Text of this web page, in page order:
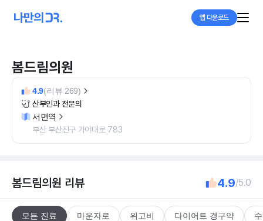
앱 다운로드
봄드림의원
4.9(리뷰 269)
산부인과 전문의
서면역
부산 부산진구 가야대로 783
봄드림의원 리뷰 4.9/5.0
모든 진료 마운자로 위고비 다이어트 경구약